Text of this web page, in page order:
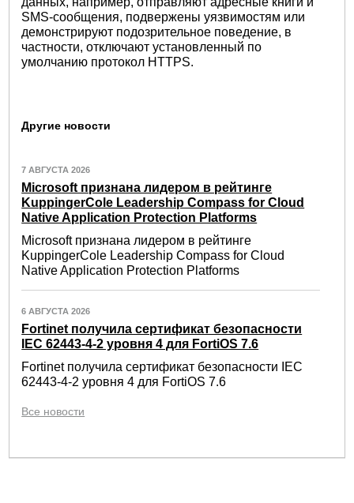
SMS-сообщения, подвержены уязвимостям или
демонстрируют подозрительное поведение, в
частности, отключают установленный по
умолчанию протокол HTTPS.
Другие новости
7 АВГУСТА 2026
Microsoft признана лидером в рейтинге
KuppingerCole Leadership Compass for Cloud
Native Application Protection Platforms
Microsoft признана лидером в рейтинге
KuppingerCole Leadership Compass for Cloud
Native Application Protection Platforms
6 АВГУСТА 2026
Fortinet получила сертификат безопасности
IEC 62443-4-2 уровня 4 для FortiOS 7.6
Fortinet получила сертификат безопасности IEC
62443-4-2 уровня 4 для FortiOS 7.6
Все новости